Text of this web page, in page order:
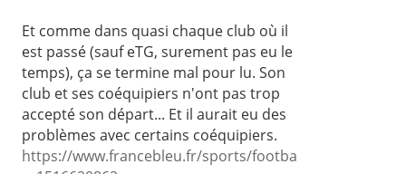
Et comme dans quasi chaque club où il
est passé (sauf eTG, surement pas eu le
temps), ça se termine mal pour lu. Son
club et ses coéquipiers n'ont pas trop
accepté son départ... Et il aurait eu des
problèmes avec certains coéquipiers.
https://www.francebleu.fr/sports/footba